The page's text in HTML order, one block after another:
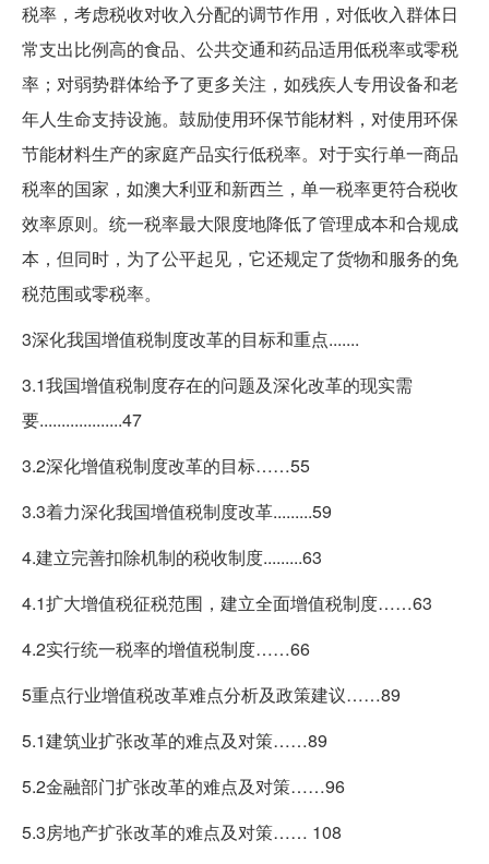
税率，考虑税收对收入分配的调节作用，对低收入群体日
常支出比例高的食品、公共交通和药品适用低税率或零税
率；对弱势群体给予了更多关注，如残疾人专用设备和老
年人生命支持设施。鼓励使用环保节能材料，对使用环保
节能材料生产的家庭产品实行低税率。对于实行单一商品
税率的国家，如澳大利亚和新西兰，单一税率更符合税收
效率原则。统一税率最大限度地降低了管理成本和合规成
本，但同时，为了公平起见，它还规定了货物和服务的免
税范围或零税率。
3深化我国增值税制度改革的目标和重点.......
3.1我国增值税制度存在的问题及深化改革的现实需
要...................47
3.2深化增值税制度改革的目标……55
3.3着力深化我国增值税制度改革.........59
4.建立完善扣除机制的税收制度.........63
4.1扩大增值税征税范围，建立全面增值税制度……63
4.2实行统一税率的增值税制度……66
5重点行业增值税改革难点分析及政策建议……89
5.1建筑业扩张改革的难点及对策……89
5.2金融部门扩张改革的难点及对策……96
5.3房地产扩张改革的难点及对策…… 108